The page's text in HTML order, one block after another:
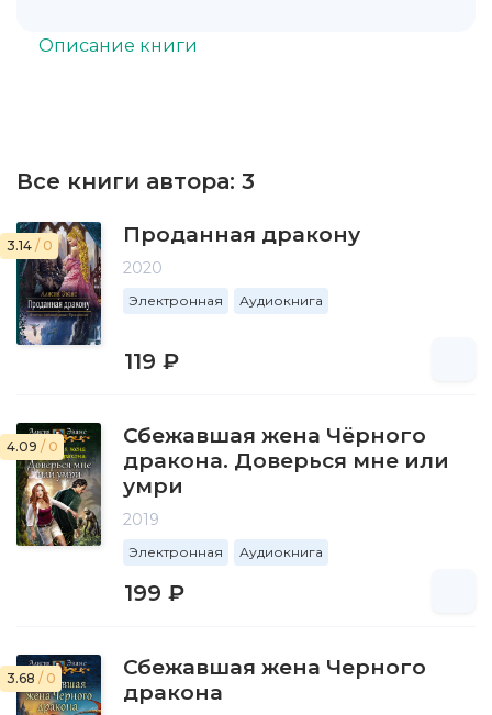
Описание книги
Все книги автора: 3
3.14 / 0 Проданная дракону
2020
Электронная Аудиокнига
119 ₽
4.09 / 0
Сбежавшая жена Чёрного
дракона. Доверься мне или
умри
2019
Электронная Аудиокнига
199 ₽
3.68 / 0
Сбежавшая жена Черного
дракона